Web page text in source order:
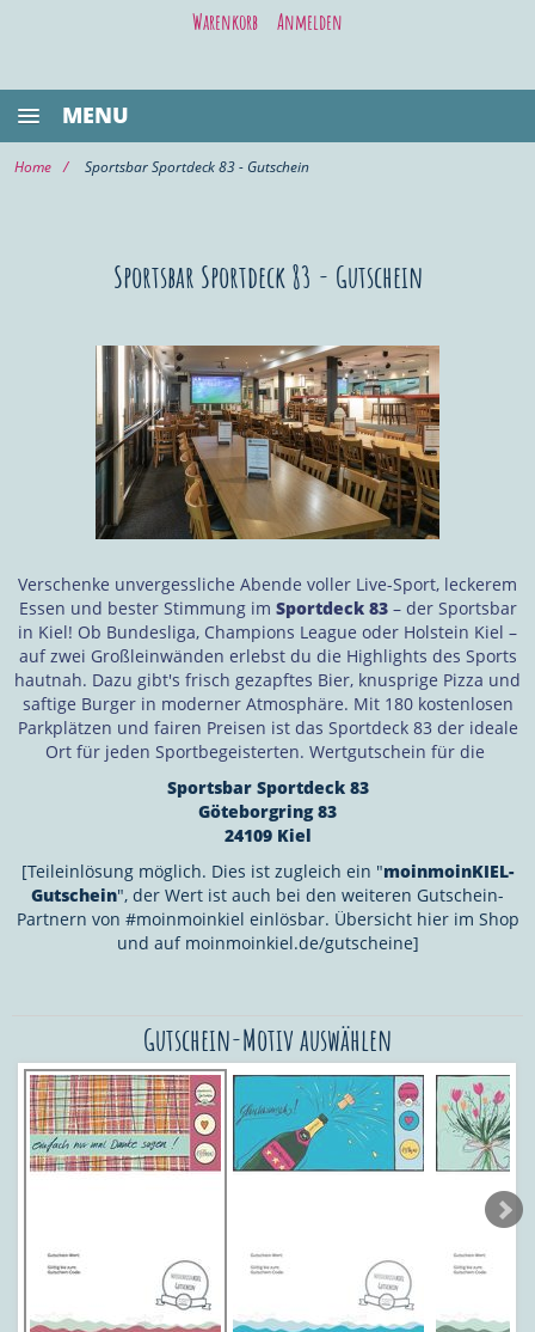
Warenkorb Anmelden
MENU
BESTSELLER
SHOPPING
VOR ORT KAUFEN
Home Sportsbar Sportdeck 83 - Gutschein
Sportsbar Sportdeck 83 - Gutschein
Verschenke unvergessliche Abende voller Live-Sport, leckerem
Essen und bester Stimmung im Sportdeck 83– der Sportsbar
in Kiel! Ob Bundesliga, Champions League oder Holstein Kiel –
auf zwei Großleinwänden erlebst du die Highlights des Sports
hautnah. Dazu gibt's frisch gezapftes Bier, knusprige Pizza und
saftige Burger in moderner Atmosphäre. Mit 180 kostenlosen
Parkplätzen und fairen Preisen ist das Sportdeck 83 der ideale
Ort für jeden Sportbegeisterten. ​ Wertgutschein für die
Sportsbar Sportdeck 83
Göteborgring 83
24109 Kiel
[Teileinlösung möglich. Dies ist zugleich ein "moinmoinKIEL-
Gutschein", der Wert ist auch bei den weiteren Gutschein-
Partnern von #moinmoinkiel einlösbar. Übersicht hier im Shop
und auf moinmoinkiel.de/gutscheine]
Gutschein-Motiv auswählen